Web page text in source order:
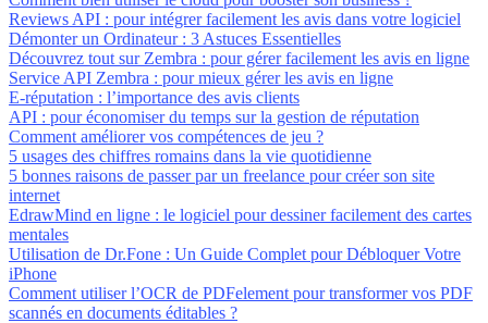
Reviews API : pour intégrer facilement les avis dans votre logiciel
Démonter un Ordinateur : 3 Astuces Essentielles
Découvrez tout sur Zembra : pour gérer facilement les avis en ligne
Service API Zembra : pour mieux gérer les avis en ligne
E-réputation : l’importance des avis clients
API : pour économiser du temps sur la gestion de réputation
Comment améliorer vos compétences de jeu ?
5 usages des chiffres romains dans la vie quotidienne
5 bonnes raisons de passer par un freelance pour créer son site
internet
EdrawMind en ligne : le logiciel pour dessiner facilement des cartes
mentales
Utilisation de Dr.Fone : Un Guide Complet pour Débloquer Votre
iPhone
Comment utiliser l’OCR de PDFelement pour transformer vos PDF
scannés en documents éditables ?